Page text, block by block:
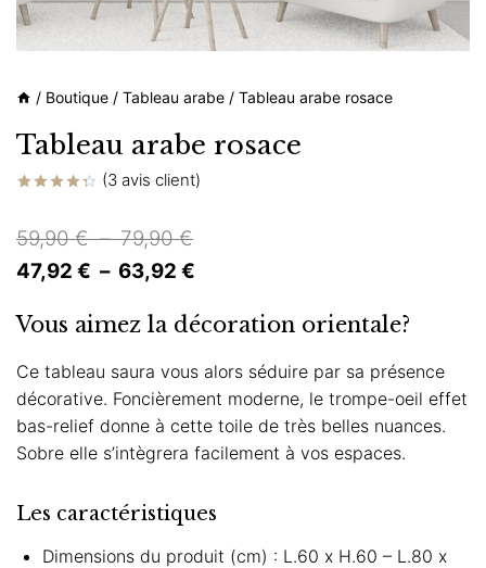
/ Boutique / Tableau arabe / Tableau arabe rosace
Tableau arabe rosace
5 basé
notations
client
(3 avis client)
59,90€ – 79,90€Plage
de
59,90 €
à
79,90 €
47,92 € – 63,92 €
prix :
47,92 €
à
63,92 €
Vous aimez la décoration orientale?
Ce tableau saura vous alors séduire par sa présence
décorative. Foncièrement moderne, le trompe-oeil effet
bas-relief donne à cette toile de très belles nuances.
Sobre elle s’intègrera facilement à vos espaces.
Les caractéristiques
Dimensions du produit (cm) : L.60 x H.60 – L.80 x